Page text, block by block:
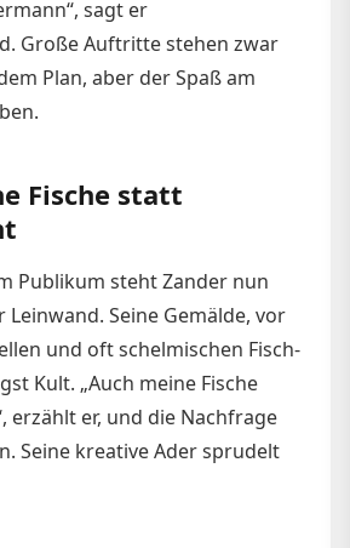
sagt er
Große Auftritte stehen zwar
Plan, aber der Spaß am
Fische statt
Publikum steht Zander nun
Seine Gemälde, vor
und oft schelmischen Fisch-
Kult. „Auch meine Fische
erzählt er, und die Nachfrage
Seine kreative Ader sprudelt